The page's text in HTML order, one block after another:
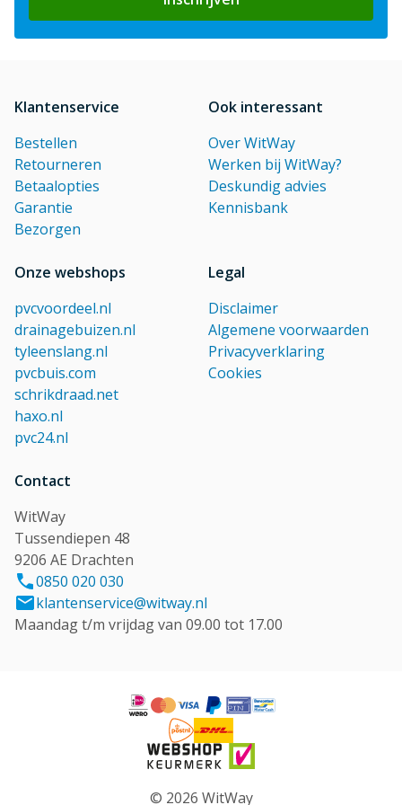
Klantenservice
Bestellen
Retourneren
Betaalopties
Garantie
Bezorgen
Ook interessant
Over WitWay
Werken bij WitWay?
Deskundig advies
Kennisbank
Onze webshops
pvcvoordeel.nl
drainagebuizen.nl
tyleenslang.nl
pvcbuis.com
schrikdraad.net
haxo.nl
pvc24.nl
Legal
Disclaimer
Algemene voorwaarden
Privacyverklaring
Cookies
Contact
WitWay
Tussendiepen 48
9206 AE Drachten
0850 020 030
klantenservice@witway.nl
Maandag t/m vrijdag van 09.00 tot 17.00
© 2026 WitWay